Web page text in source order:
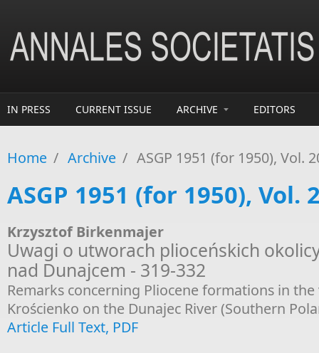
IN PRESS CURRENT ISSUE ARCHIVE EDITORS
Home / Archive / ASGP 1951 (for 1950), Vol.
ASGP 1951 (for 1950), Vol.
Krzysztof Birkenmajer
Uwagi o utworach plioceńskich
nad Dunajcem - 319-332
Remarks concerning Pliocene formations in
Krościenko on the Dunajec River (Southern
Article Full Text, PDF